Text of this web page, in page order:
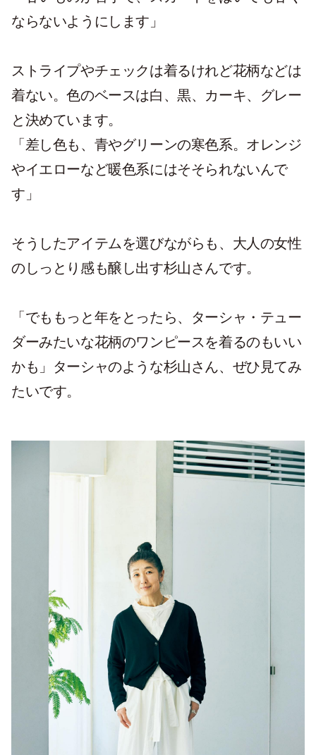
ならないようにします」
ストライプやチェックは着るけれど花柄などは
着ない。色のベースは白、黒、カーキ、グレー
と決めています。
「差し色も、青やグリーンの寒色系。オレンジ
やイエローなど暖色系にはそそられないんで
す」
そうしたアイテムを選びながらも、大人の女性
のしっとり感も醸し出す杉山さんです。
「でももっと年をとったら、ターシャ・テュー
ダーみたいな花柄のワンピースを着るのもいい
かも」ターシャのような杉山さん、ぜひ見てみ
たいです。